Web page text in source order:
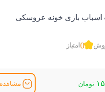
اسباب بازی خونه عروسکی
0 امتیاز
تومان